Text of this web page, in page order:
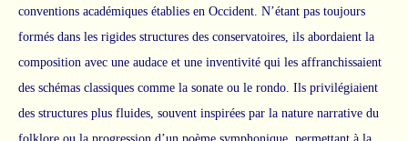
conventions académiques établies en Occident. N’étant pas toujours
formés dans les rigides structures des conservatoires, ils abordaient la
composition avec une audace et une inventivité qui les affranchissaient
des schémas classiques comme la sonate ou le rondo. Ils privilégiaient
des structures plus fluides, souvent inspirées par la nature narrative du